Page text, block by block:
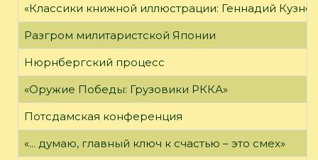
«Классики книжной иллюстрации: Геннадий
Разгром милитаристской Японии
Нюрнбергский процесс
«Оружие Победы: Грузовики РККА»
Потсдамская конференция
«... думаю, главный ключ к счастью – это смех»